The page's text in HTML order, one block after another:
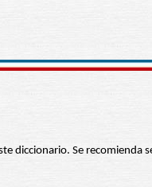
diccionario. Se recomienda